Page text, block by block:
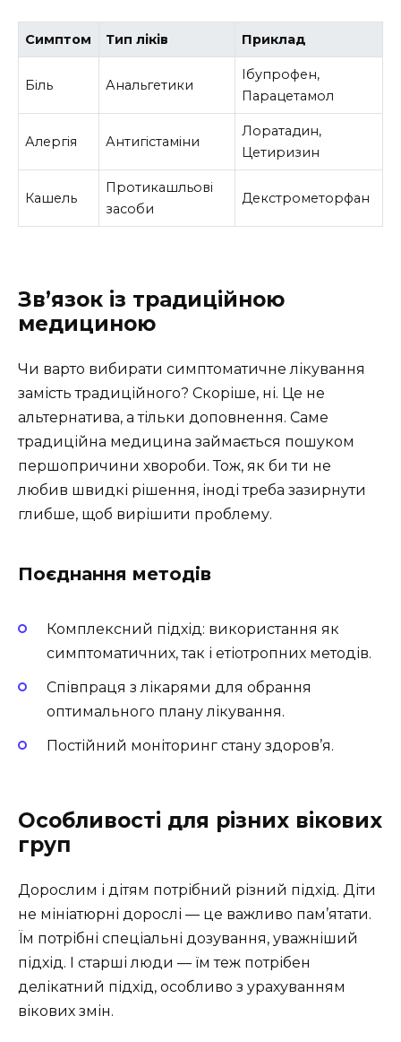
Симптом Тип ліків Приклад
Біль Анальгетики
Ібупрофен,
Парацетамол
Алергія Антигістаміни
Лоратадин,
Цетиризин
Кашель
Протикашльові
засоби
Декстрометорфан
Зв’язок із традиційною
медициною
Чи варто вибирати симптоматичне лікування
замість традиційного? Скоріше, ні. Це не
альтернатива, а тільки доповнення. Саме
традиційна медицина займається пошуком
першопричини хвороби. Тож, як би ти не
любив швидкі рішення, іноді треба зазирнути
глибше, щоб вирішити проблему.
Поєднання методів
Комплексний підхід: використання як
симптоматичних, так і етіотропних методів.
Співпраця з лікарями для обрання
оптимального плану лікування.
Постійний моніторинг стану здоров’я.
Особливості для різних вікових
груп
Дорослим і дітям потрібний різний підхід. Діти
не мініатюрні дорослі — це важливо пам’ятати.
Їм потрібні спеціальні дозування, уважніший
підхід. І старші люди — їм теж потрібен
делікатний підхід, особливо з урахуванням
вікових змін.